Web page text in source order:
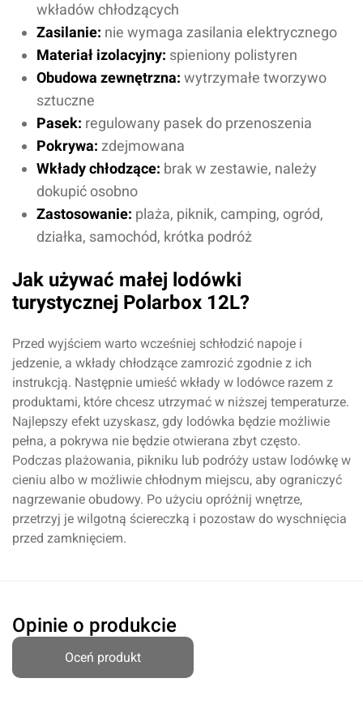
wkładów chłodzących
Zasilanie: nie wymaga zasilania elektrycznego
Materiał izolacyjny: spieniony polistyren
Obudowa zewnętrzna: wytrzymałe tworzywo
sztuczne
Pasek: regulowany pasek do przenoszenia
Pokrywa: zdejmowana
Wkłady chłodzące: brak w zestawie, należy
dokupić osobno
Zastosowanie: plaża, piknik, camping, ogród,
działka, samochód, krótka podróż
Jak używać małej lodówki
turystycznej Polarbox 12L?
Przed wyjściem warto wcześniej schłodzić napoje i
jedzenie, a wkłady chłodzące zamrozić zgodnie z ich
instrukcją. Następnie umieść wkłady w lodówce razem z
produktami, które chcesz utrzymać w niższej temperaturze.
Najlepszy efekt uzyskasz, gdy lodówka będzie możliwie
pełna, a pokrywa nie będzie otwierana zbyt często.
Podczas plażowania, pikniku lub podróży ustaw lodówkę w
cieniu albo w możliwie chłodnym miejscu, aby ograniczyć
nagrzewanie obudowy. Po użyciu opróżnij wnętrze,
przetrzyj je wilgotną ściereczką i pozostaw do wyschnięcia
przed zamknięciem.
Opinie o produkcie
Oceń produkt